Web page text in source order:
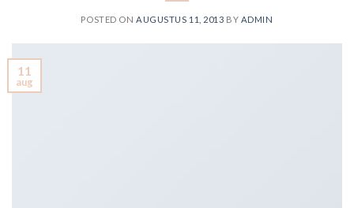
POSTED ON AUGUSTUS 11, 2013 BY ADMIN
11
aug